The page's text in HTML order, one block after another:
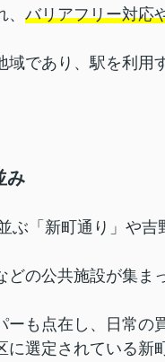
バリアフリー対応
であり、駅を利用
み
「新町通り」や吉
の公共施設が集ま
も点在し、日常の
選定されている新